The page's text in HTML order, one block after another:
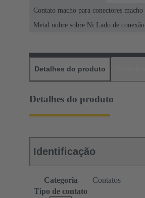
Contato macho para conectores macho
Metal nobre sobre Ni Lado de conexão
Detalhes do produto
Detalhes do produto
Identificação
Categoria
Contatos
Tipo de contato